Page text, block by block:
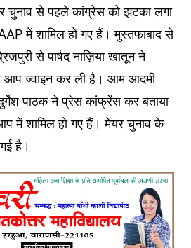
चुनाव से पहले कांग्रेस को झटका लगा
में शामिल हो गए हैं। मुस्तफाबाद से
से पार्षद नाज़िया खातून ने
आप ज्वाइन कर ली है। आम आदमी
दुर्गेश पाठक ने प्रेस कांफ्रेंस कर बताया
में शामिल हो गए हैं। मेयर चुनाव के
है।